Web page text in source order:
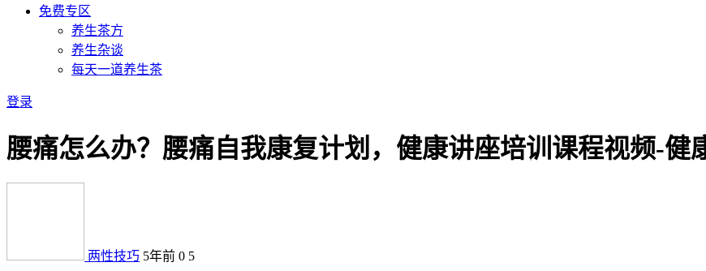
免费专区
养生茶方
养生杂谈
每天一道养生茶
登录
腰痛怎么办？腰痛自我康复计划，健康讲座培训课程视频-健
两性技巧 5年前 0 5